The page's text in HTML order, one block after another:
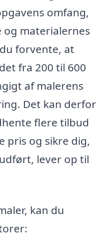
omfang,
materialernes
forvente, at
fra 200 til 600
af malerens
Det kan derfor
flere tilbud
pris og sikre dig,
lever op til
kan du